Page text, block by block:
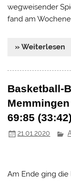
wegweisender
fand am
» Weiterlesen
Basketball-
69:85 (33:42)
21.01.2020
Am Ende ging